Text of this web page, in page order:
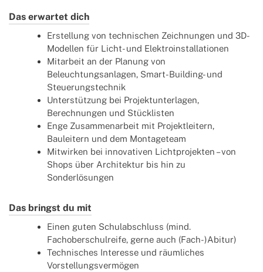
Das erwartet dich
Erstellung von technischen Zeichnungen und 3D-
Modellen für Licht- und Elektroinstallationen
Mitarbeit an der Planung von
Beleuchtungsanlagen, Smart-Building- und
Steuerungstechnik
Unterstützung bei Projektunterlagen,
Berechnungen und Stücklisten
Enge Zusammenarbeit mit Projektleitern,
Bauleitern und dem Montageteam
Mitwirken bei innovativen Lichtprojekten – von
Shops über Architektur bis hin zu
Sonderlösungen
Das bringst du mit
Einen guten Schulabschluss (mind.
Fachoberschulreife, gerne auch (Fach-)Abitur)
Technisches Interesse und räumliches
Vorstellungsvermögen